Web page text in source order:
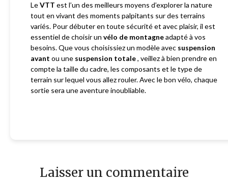
LeVTT est l’un des meilleurs moyens d’explorer la nature
tout en vivant des moments palpitants sur des terrains
variés. Pour débuter en toute sécurité et avec plaisir, il est
essentiel de choisir un vélo de montagneadapté à vos
besoins. Que vous choisissiez un modèle avec suspension
avant ou une suspension totale, veillez à bien prendre en
compte la taille du cadre, les composants et le type de
terrain sur lequel vous allez rouler. Avec le bon vélo, chaque
sortie sera une aventure inoubliable.
Laisser un commentaire